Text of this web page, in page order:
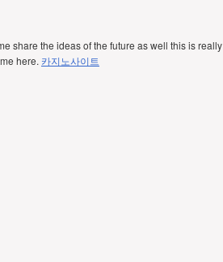
share the ideas of the future as well this is really
here. 카지노사이트